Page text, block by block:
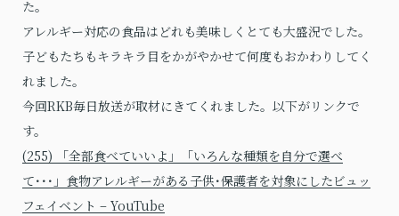
た。
アレルギー対応の食品はどれも美味しくとても大盛況でした。
子どもたちもキラキラ目をかがやかせて何度もおかわりしてく
れました。
今回RKB毎日放送が取材にきてくれました。以下がリンクで
す。
(255) 「全部食べていいよ」「いろんな種類を自分で選べ
て･･･」食物アレルギーがある子供･保護者を対象にしたビュッ
フェイベント – YouTube